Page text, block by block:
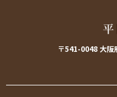
〒541-0048 大阪